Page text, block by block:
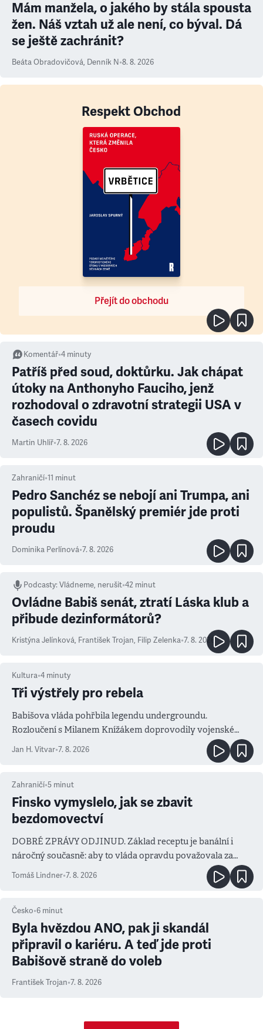
Mám manžela, o jakého by stála spousta
žen. Náš vztah už ale není, co býval. Dá
se ještě zachránit?
Beáta Obradovičová, Denník N•8. 8. 2026
Respekt Obchod
Přejít do obchodu
Komentář•4 minuty
Patříš před soud, doktůrku. Jak chápat
útoky na Anthonyho Fauciho, jenž
rozhodoval o zdravotní strategii USA v
časech covidu
Martin Uhlíř•7. 8. 2026
Zahraničí•11 minut
Pedro Sanchéz se nebojí ani Trumpa, ani
populistů. Španělský premiér jde proti
proudu
Dominika Perlínová•7. 8. 2026
Podcasty:Vládneme, nerušit•42 minut
Ovládne Babiš senát, ztratí Láska klub a
přibude dezinformátorů?
Kristýna Jelínková, František Trojan, Filip Zelenka•7. 8. 2026
Kultura•4 minuty
Tři výstřely pro rebela
Babišova vláda pohřbila legendu undergroundu.
Rozloučení s Milanem Knížákem doprovodily vojenské
salvy i kritika pokrokářů
Jan H. Vitvar•7. 8. 2026
Zahraničí•5 minut
Finsko vymyslelo, jak se zbavit
bezdomovectví
DOBRÉ ZPRÁVY ODJINUD. Základ receptu je banální i
náročný současně: aby to vláda opravdu považovala za
prioritu
Tomáš Lindner•7. 8. 2026
Česko•6 minut
Byla hvězdou ANO, pak ji skandál
připravil o kariéru. A teď jde proti
Babišově straně do voleb
František Trojan•7. 8. 2026